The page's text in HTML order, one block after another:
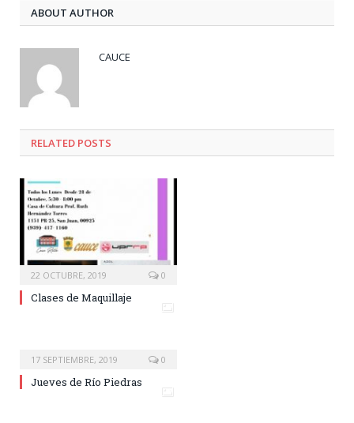
ABOUT AUTHOR
CAUCE
RELATED POSTS
22 OCTUBRE, 2019 0
Clases de Maquillaje
17 SEPTIEMBRE, 2019 0
Jueves de Río Piedras